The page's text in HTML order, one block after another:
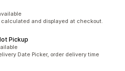
calculated and displayed at checkout.
Pickup
Date Picker, order delivery time